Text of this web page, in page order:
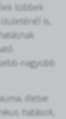
többek
is,
nagyobb
illetve
hatások,